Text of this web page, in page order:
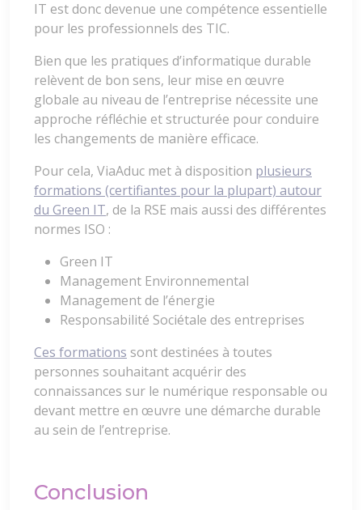
IT est donc devenue une compétence essentielle
pour les professionnels des TIC.
Bien que les pratiques d’informatique durable
relèvent de bon sens, leur mise en œuvre
globale au niveau de l’entreprise nécessite une
approche réfléchie et structurée pour conduire
les changements de manière efficace.
Pour cela, ViaAduc met à disposition plusieurs
formations (certifiantes pour la plupart) autour
du Green IT, de la RSE mais aussi des différentes
normes ISO :
Green IT
Management Environnemental
Management de l’énergie
Responsabilité Sociétale des entreprises
Ces formations sont destinées à toutes
personnes souhaitant acquérir des
connaissances sur le numérique responsable ou
devant mettre en œuvre une démarche durable
au sein de l’entreprise.
Conclusion